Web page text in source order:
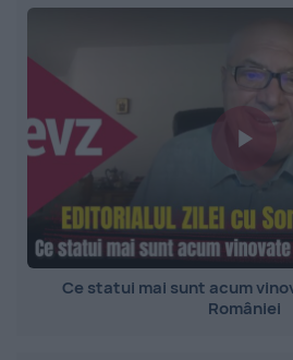
Ce statui mai sunt acum
României